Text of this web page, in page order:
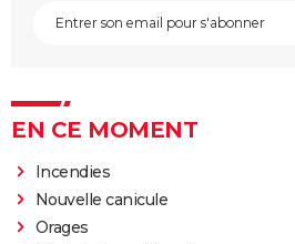
EN CE MOMENT
Incendies
Nouvelle canicule
Orages